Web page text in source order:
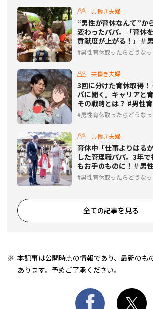
共働き夫婦
“男性が育休なんて”か
変わったパパ。「育休
貢献度が上がる！」＃
どうなった？
男性育休取ったらどうなっ
共働き夫婦
3回に分けた育休取得！
パに聞く。キャリアと
その戦略とは？ #男性
なった？
男性育休取ったらどうなっ
共働き夫婦
育休中「仕事よりはる
した管理職パパ。3年
もお手のものに！＃男
うなった？
男性育休取ったらどうなっ
全ての記事を見る
本記事は公開時点の情報であり、最新のも
あります。予めご了承ください。